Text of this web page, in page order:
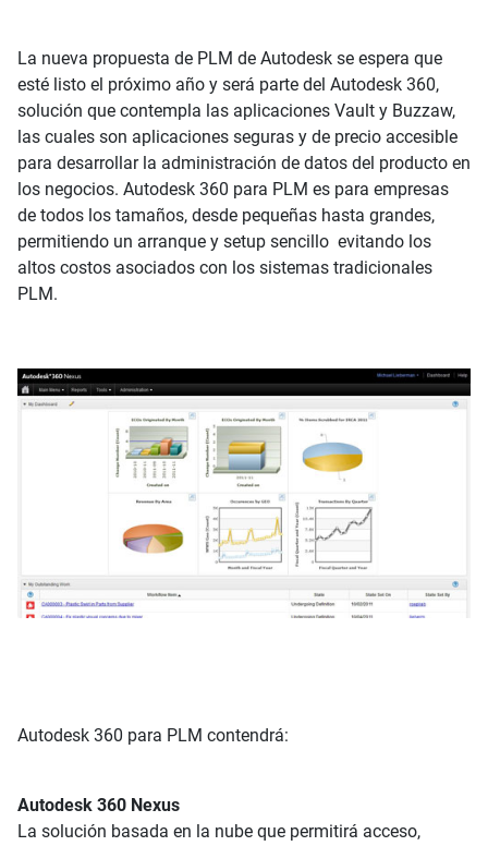
La nueva propuesta de PLM de Autodesk se espera que
esté listo el próximo año y será parte del Autodesk 360,
solución que contempla las aplicaciones Vault y Buzzaw,
las cuales son aplicaciones seguras y de precio accesible
para desarrollar la administración de datos del producto en
los negocios. Autodesk 360 para PLM es para empresas
de todos los tamaños, desde pequeñas hasta grandes,
permitiendo un arranque y setup sencillo evitando los
altos costos asociados con los sistemas tradicionales
PLM.
Autodesk 360 para PLM contendrá:
Autodesk 360 Nexus
La solución basada en la nube que permitirá acceso,